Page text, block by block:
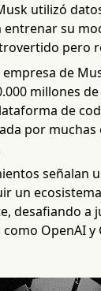
utilizó
entrenar su
pero
empresa de
millones
de
por muchas
señalan
un
desafiando a
OpenAI y